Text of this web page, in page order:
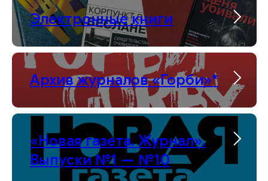
Электронные книги
Архив журналов «Горби»*
«Новая газета. Журнал».
Выпуски №1 — №10